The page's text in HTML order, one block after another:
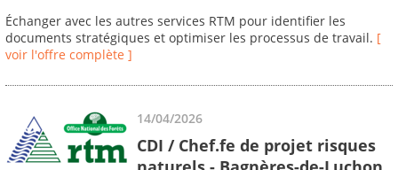
Échanger avec les autres services RTM pour identifier les
documents stratégiques et optimiser les processus de travail. [
voir l'offre complète ]
14/04/2026
CDI / Chef.fe de projet risques